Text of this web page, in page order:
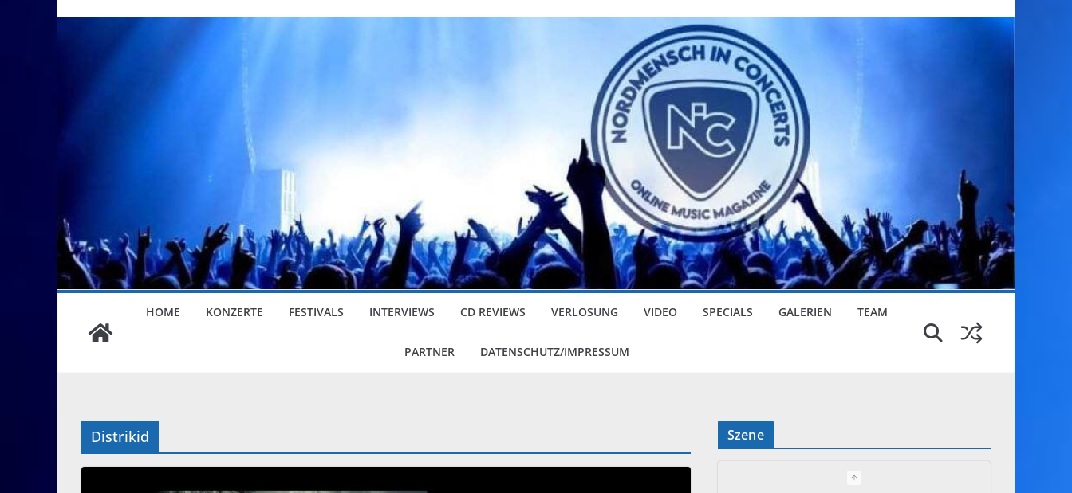
HOME KONZERTE FESTIVALS INTERVIEWS CD REVIEWS VERLOSUNG VIDEO SPECIALS GALERIEN TEAM
PARTNER DATENSCHUTZ/IMPRESSUM
Distrikid Szene